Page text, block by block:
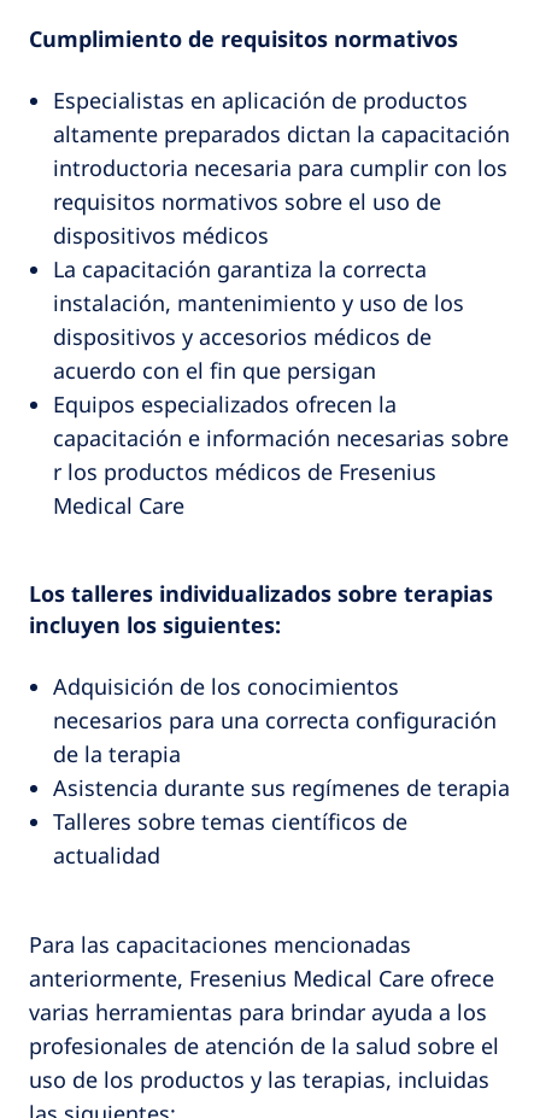
Cumplimiento de requisitos normativos
Especialistas en aplicación de productos
altamente preparados dictan la capacitación
introductoria necesaria para cumplir con los
requisitos normativos sobre el uso de
dispositivos médicos
La capacitación garantiza la correcta
instalación, mantenimiento y uso de los
dispositivos y accesorios médicos de
acuerdo con el fin que persigan
Equipos especializados ofrecen la
capacitación e información necesarias sobre
r los productos médicos de Fresenius
Medical Care
Los talleres individualizados sobre terapias
incluyen los siguientes:
Adquisición de los conocimientos
necesarios para una correcta configuración
de la terapia
Asistencia durante sus regímenes de terapia
Talleres sobre temas científicos de
actualidad
Para las capacitaciones mencionadas
anteriormente, Fresenius Medical Care ofrece
varias herramientas para brindar ayuda a los
profesionales de atención de la salud sobre el
uso de los productos y las terapias, incluidas